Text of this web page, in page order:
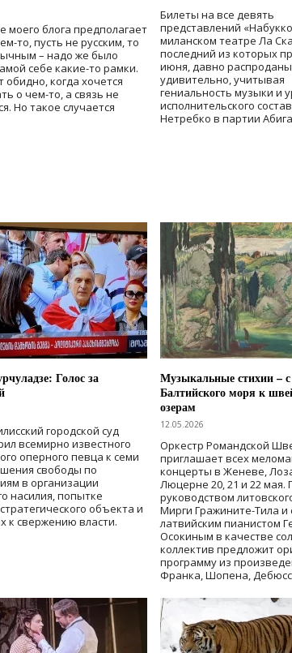
моего блога предполагает
то, пусть не русским, то
– надо же было
себе какие-то рамки.
обидно, когда хочется
о чем-то, а связь не
Но такое случается
Билеты на все девять
представлений
миланском театре Ла
последний из которых
июня, давно
удивительно, учитывая
гениальность музыки и
исполнительского
Нетребко в партии
Голос за
городской суд
всемирно известного
оперного певца к семи
свободы по
в организации
насилия, попытке
объекта и
к свержению власти.
Музыкальные стихии – с
Балтийского моря к
озерам
12.05.2026
Оркестр Романдской
приглашает всех
концерты в Женеве,
Люцерне 20, 21 и 22 мая.
руководством
Мирги Гражините-Тила и
латвийским пианистом
Осокиным в качестве
коллектив предложит
программу из
Франка, Шопена,